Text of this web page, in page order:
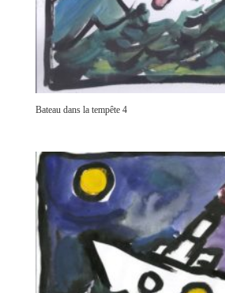
Bateau dans la tempête 4